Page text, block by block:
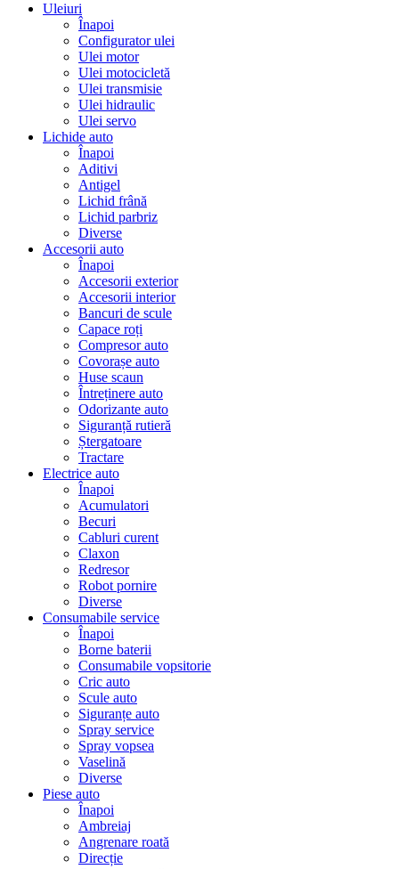
Uleiuri
Înapoi
Configurator ulei
Ulei motor
Ulei motocicletă
Ulei transmisie
Ulei hidraulic
Ulei servo
Lichide auto
Înapoi
Aditivi
Antigel
Lichid frână
Lichid parbriz
Diverse
Accesorii auto
Înapoi
Accesorii exterior
Accesorii interior
Bancuri de scule
Capace roți
Compresor auto
Covorașe auto
Huse scaun
Întreținere auto
Odorizante auto
Siguranță rutieră
Ștergatoare
Tractare
Electrice auto
Înapoi
Acumulatori
Becuri
Cabluri curent
Claxon
Redresor
Robot pornire
Diverse
Consumabile service
Înapoi
Borne baterii
Consumabile vopsitorie
Cric auto
Scule auto
Siguranțe auto
Spray service
Spray vopsea
Vaselină
Diverse
Piese auto
Înapoi
Ambreiaj
Angrenare roată
Direcție